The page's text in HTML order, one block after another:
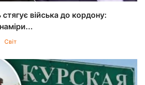
війська до кордону:
Світ